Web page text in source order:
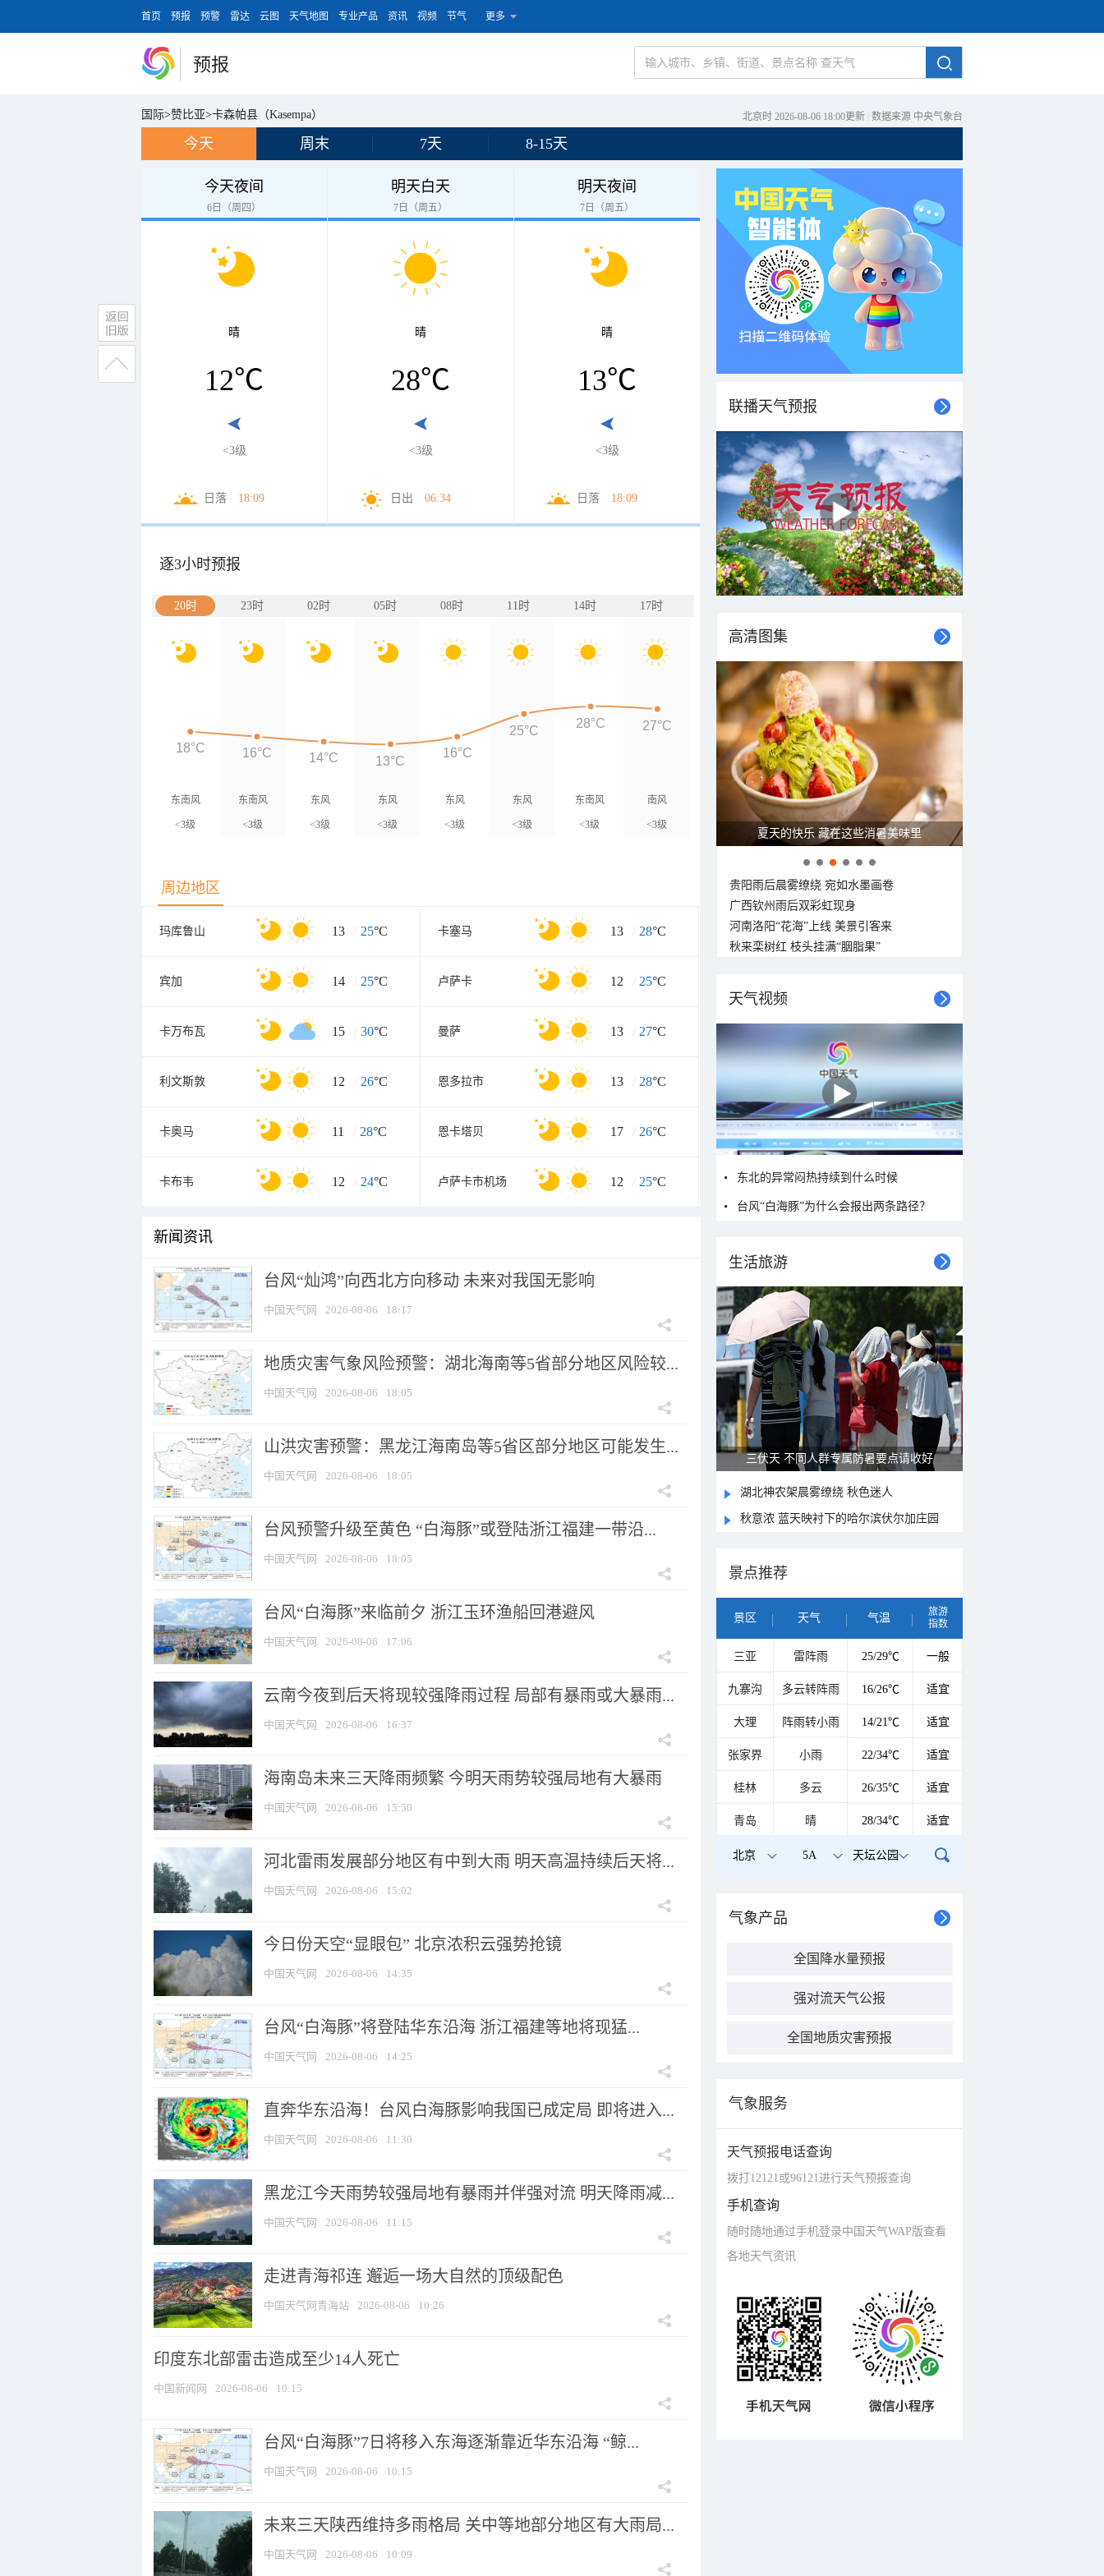
首页 预报 预警 雷达 云图 天气地图 专业产品 资讯 视频 节气 更多
预报
国际>赞比亚>卡森帕县（Kasempa） 北京时 2026-08-06 18:00更新 数据来源 中央气象台
今天 周末 7天 8-15天
今天夜间
6日（周四）
晴
12℃
<3级
日落 18:09
明天白天
7日（周五）
晴
28℃
<3级
日出 06:34
明天夜间
7日（周五）
晴
13℃
<3级
日落 18:09
逐3小时预报
20时 23时 02时 05时 08时 11时 14时 17时
东南风
<3级
东南风
<3级
东风
<3级
东风
<3级
东风
<3级
东风
<3级
东南风
<3级
南风
<3级
18°C 16°C 14°C 13°C
16°C
25°C
28°C 27°C
周边地区
玛库鲁山 13 / 25°C 卡塞马 13 / 28°C
宾加 14 / 25°C 卢萨卡 12 / 25°C
卡万布瓦 15 / 30°C 曼萨 13 / 27°C
利文斯敦 12 / 26°C 恩多拉市 13 / 28°C
卡奥马 11 / 28°C 恩卡塔贝 17 / 26°C
卡布韦 12 / 24°C 卢萨卡市机场 12 / 25°C
新闻资讯
台风“灿鸿”向西北方向移动 未来对我国无影响
中国天气网 2026-08-06 18:17
地质灾害气象风险预警：湖北海南等5省部分地区风险较...
中国天气网 2026-08-06 18:05
山洪灾害预警：黑龙江海南岛等5省区部分地区可能发生...
中国天气网 2026-08-06 18:05
台风预警升级至黄色 “白海豚”或登陆浙江福建一带沿...
中国天气网 2026-08-06 18:05
台风“白海豚”来临前夕 浙江玉环渔船回港避风
中国天气网 2026-08-06 17:06
云南今夜到后天将现较强降雨过程 局部有暴雨或大暴雨...
中国天气网 2026-08-06 16:37
海南岛未来三天降雨频繁 今明天雨势较强局地有大暴雨
中国天气网 2026-08-06 15:50
河北雷雨发展部分地区有中到大雨 明天高温持续后天将...
中国天气网 2026-08-06 15:02
今日份天空“显眼包” 北京浓积云强势抢镜
中国天气网 2026-08-06 14:35
台风“白海豚”将登陆华东沿海 浙江福建等地将现猛...
中国天气网 2026-08-06 14:25
直奔华东沿海！台风白海豚影响我国已成定局 即将进入...
中国天气网 2026-08-06 11:30
黑龙江今天雨势较强局地有暴雨并伴强对流 明天降雨减...
中国天气网 2026-08-06 11:15
走进青海祁连 邂逅一场大自然的顶级配色
中国天气网青海站 2026-08-06 10:26
印度东北部雷击造成至少14人死亡
中国新闻网 2026-08-06 10:15
台风“白海豚”7日将移入东海逐渐靠近华东沿海 “鲸...
中国天气网 2026-08-06 10:15
未来三天陕西维持多雨格局 关中等地部分地区有大雨局...
中国天气网 2026-08-06 10:09
联播天气预报
高清图集
夏天的快乐 藏在这些消暑美味里
贵阳雨后晨雾缭绕 宛如水墨画卷
广西钦州雨后双彩虹现身
河南洛阳“花海”上线 美景引客来
秋来栾树红 枝头挂满“胭脂果”
天气视频
东北的异常闷热持续到什么时候
台风“白海豚”为什么会报出两条路径？
生活旅游
三伏天 不同人群专属防暑要点请收好
湖北神农架晨雾缭绕 秋色迷人
秋意浓 蓝天映衬下的哈尔滨伏尔加庄园
景点推荐
景区 天气 气温
旅游
指数
三亚 雷阵雨 25/29℃ 一般
九寨沟 多云转阵雨 16/26℃ 适宜
大理 阵雨转小雨 14/21℃ 适宜
张家界 小雨 22/34℃ 适宜
桂林 多云 26/35℃ 适宜
青岛 晴 28/34℃ 适宜
北京 5A 天坛公园
气象产品
全国降水量预报
强对流天气公报
全国地质灾害预报
气象服务
天气预报电话查询
拨打12121或96121进行天气预报查询
手机查询
随时随地通过手机登录中国天气WAP版查看
各地天气资讯